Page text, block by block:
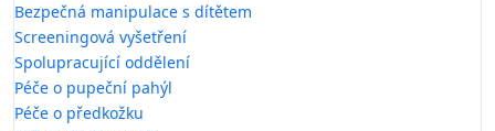
Bezpečná manipulace s dítětem
Screeningová vyšetření
Spolupracující oddělení
Péče o pupeční pahýl
Péče o předkožku